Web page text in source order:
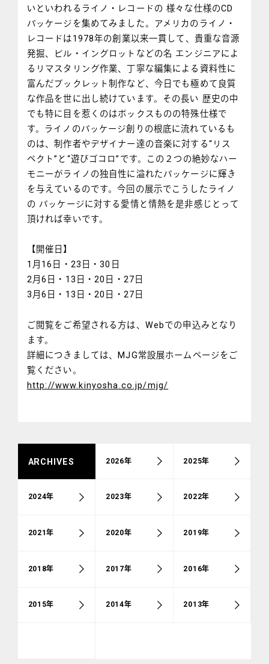
いといわれるライノ・レコードの 様々な仕様のCD
パッケージを集めてみました。アメリカのライノ・
レコードは1978年の創業以来一貫して、貴重な音源
発掘、ビル・イングロットなどの名 エンジニアによ
るリマスタリング作業、丁寧な編集による資料性に
富んだブックレット制作など、今日でも極めて良質
な作品を世に出し続けています。その長い 歴史の中
でも特に目を惹くのはボックスものの特殊仕様で
す。ライノのパッケージ創りの根底に流れているも
のは、制作者やデザイナー達の音楽に対する“リス
ペクト”と“遊びゴコロ”です。この２つの絶妙なハー
モニーがライノの独自性に溢れたパッケージに輝き
を与えているのです。今回の展示でこうしたライノ
の パッケージに対する愛情と情熱を是非感じとって
頂ければ幸いです。
【開催日】
1月16日・23日・30日
2月6日・13日・20日・27日
3月6日・13日・20日・27日
ご閲覧をご希望される方は、Webでの申込みとなり
ます。
詳細につきましては、MJG常設展ホームページをご
覧ください。
http://www.kinyosha.co.jp/mjg/
ARCHIVES 2026年 2025年
2024年 2023年 2022年
2021年 2020年 2019年
2018年 2017年 2016年
2015年 2014年 2013年